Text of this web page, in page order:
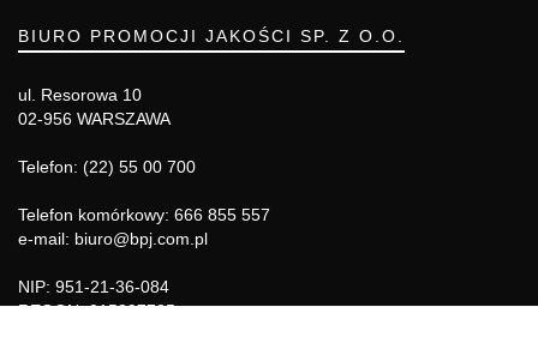
BIURO PROMOCJI JAKOŚCI SP. Z O.O.
ul. Resorowa 10
02-956 WARSZAWA
Telefon: (22) 55 00 700
Telefon komórkowy: 666 855 557
e-mail: biuro@bpj.com.pl
NIP: 951-21-36-084
REGON: 015897725